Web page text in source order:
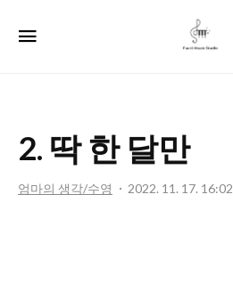
포
레
튜
2. 딱 한 달만
엄마의 생각/수영 2022. 11. 17. 16:02